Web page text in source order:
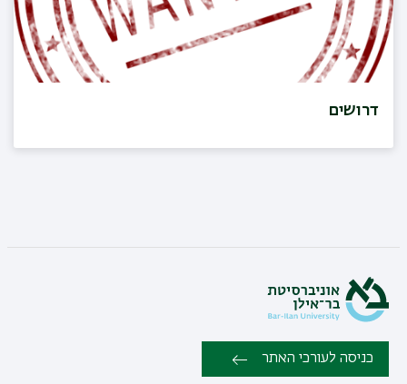
דרושים
כניסה לעורכי האתר